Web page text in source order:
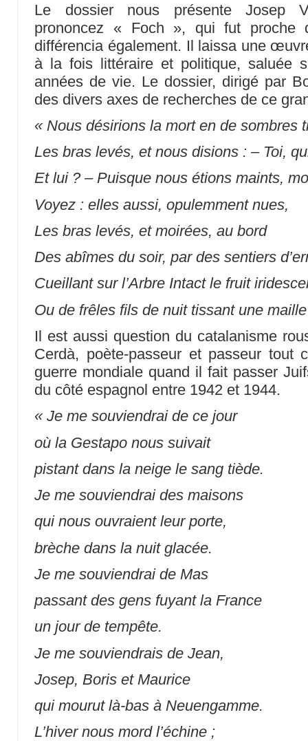
Le dossier nous présente Josep
prononcez « Foch », qui fut proche
différencia également. Il laissa une
à la fois littéraire et politique, saluée
années de vie. Le dossier, dirigé par
des divers axes de recherches de ce
« Nous désirions la mort en de sombres
Les bras levés, et nous disions : – Toi,
Et lui ? – Puisque nous étions maints,
Voyez : elles aussi, opulemment nues,
Les bras levés, et moirées, au bord
Des abîmes du soir, par des sentiers
Cueillant sur l’Arbre Intact le fruit
Ou de frêles fils de nuit tissant une
Il est aussi question du catalanisme
Cerdà, poète-passeur et passeur tout
guerre mondiale quand il fait passer
du côté espagnol entre 1942 et 1944.
« Je me souviendrai de ce jour
où la Gestapo nous suivait
pistant dans la neige le sang tiède.
Je me souviendrai des maisons
qui nous ouvraient leur porte,
brèche dans la nuit glacée.
Je me souviendrai de Mas
passant des gens fuyant la France
un jour de tempête.
Je me souviendrais de Jean,
Josep, Boris et Maurice
qui mourut là-bas à Neuengamme.
L’hiver nous mord l’échine ;